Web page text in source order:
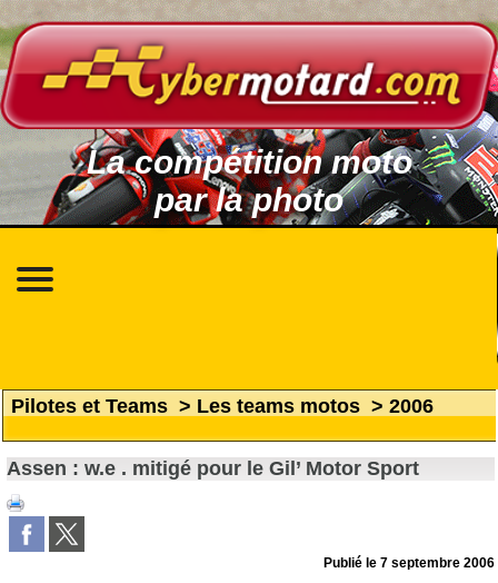
La compétition moto
par la photo
Pilotes et Teams > Les teams motos > 2006
Assen : w.e . mitigé pour le Gil’ Motor Sport
Publié le7 septembre 2006